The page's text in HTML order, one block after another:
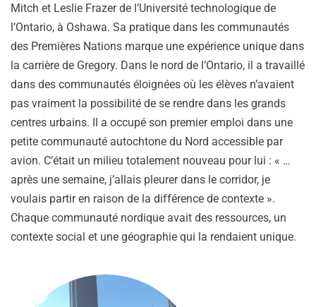
Mitch et Leslie Frazer de l’Université technologique de
l’Ontario, à Oshawa. Sa pratique dans les communautés
des Premières Nations marque une expérience unique dans
la carrière de Gregory. Dans le nord de l’Ontario, il a travaillé
dans des communautés éloignées où les élèves n’avaient
pas vraiment la possibilité de se rendre dans les grands
centres urbains. Il a occupé son premier emploi dans une
petite communauté autochtone du Nord accessible par
avion. C’était un milieu totalement nouveau pour lui : « …
après une semaine, j’allais pleurer dans le corridor, je
voulais partir en raison de la différence de contexte ».
Chaque communauté nordique avait des ressources, un
contexte social et une géographie qui la rendaient unique.